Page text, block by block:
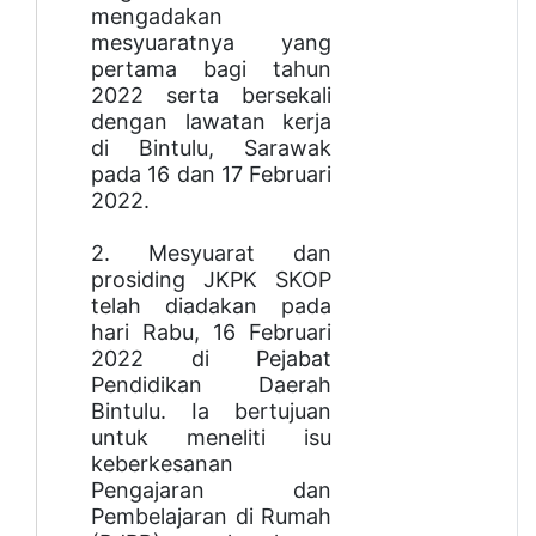
mengadakan
mesyuaratnya yang
pertama bagi tahun
2022 serta bersekali
dengan lawatan kerja
di Bintulu, Sarawak
pada 16 dan 17 Februari
2022.
2. Mesyuarat dan
prosiding JKPK SKOP
telah diadakan pada
hari Rabu, 16 Februari
2022 di Pejabat
Pendidikan Daerah
Bintulu. Ia bertujuan
untuk meneliti isu
keberkesanan
Pengajaran dan
Pembelajaran di Rumah